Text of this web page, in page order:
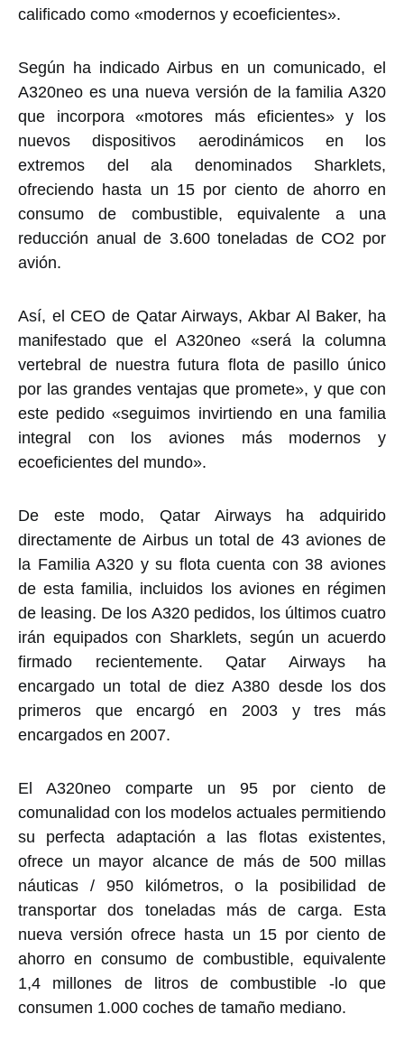
calificado como «modernos y ecoeficientes».
Según ha indicado Airbus en un comunicado, el
A320neo es una nueva versión de la familia A320
que incorpora «motores más eficientes» y los
nuevos dispositivos aerodinámicos en los
extremos del ala denominados Sharklets,
ofreciendo hasta un 15 por ciento de ahorro en
consumo de combustible, equivalente a una
reducción anual de 3.600 toneladas de CO2 por
avión.
Así, el CEO de Qatar Airways, Akbar Al Baker, ha
manifestado que el A320neo «será la columna
vertebral de nuestra futura flota de pasillo único
por las grandes ventajas que promete», y que con
este pedido «seguimos invirtiendo en una familia
integral con los aviones más modernos y
ecoeficientes del mundo».
De este modo, Qatar Airways ha adquirido
directamente de Airbus un total de 43 aviones de
la Familia A320 y su flota cuenta con 38 aviones
de esta familia, incluidos los aviones en régimen
de leasing. De los A320 pedidos, los últimos cuatro
irán equipados con Sharklets, según un acuerdo
firmado recientemente. Qatar Airways ha
encargado un total de diez A380 desde los dos
primeros que encargó en 2003 y tres más
encargados en 2007.
El A320neo comparte un 95 por ciento de
comunalidad con los modelos actuales permitiendo
su perfecta adaptación a las flotas existentes,
ofrece un mayor alcance de más de 500 millas
náuticas / 950 kilómetros, o la posibilidad de
transportar dos toneladas más de carga. Esta
nueva versión ofrece hasta un 15 por ciento de
ahorro en consumo de combustible, equivalente
1,4 millones de litros de combustible -lo que
consumen 1.000 coches de tamaño mediano.